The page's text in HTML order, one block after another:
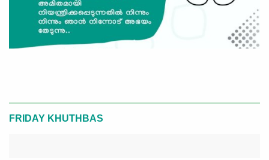
FRIDAY KHUTHBAS